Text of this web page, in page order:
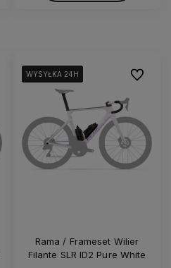
WYSYŁKA 24H
WYSYŁKA 24H
WYSYŁKA 24H
WYSYŁKA 24H
WYSYŁKA 24H
Rama / Frameset Wilier
Filante SLR ID2 Pure White
Do